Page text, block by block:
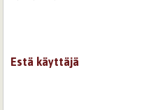
Estä käyttäjä